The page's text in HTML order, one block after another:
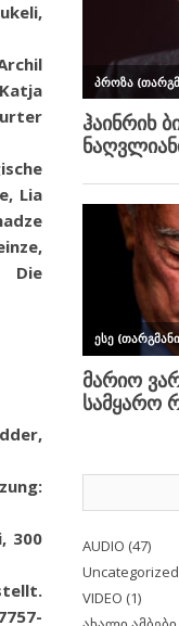
Katja
Lia
Die
, 300
AUDIO (47)
Uncategorized
VIDEO (1)